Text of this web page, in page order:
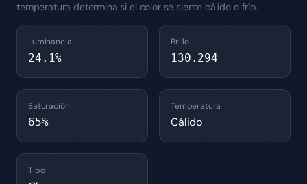
temperatura determina si el color se siente cálido o frío.
Luminancia
24.1%
Brillo
130.294
Saturación
65%
Temperatura
Cálido
Tipo